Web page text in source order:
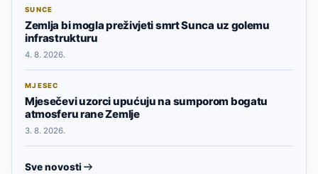
SUNCE
Zemlja bi mogla preživjeti smrt Sunca uz golemu
infrastrukturu
4. 8. 2026.
MJESEC
Mjesečevi uzorci upućuju na sumporom bogatu
atmosferu rane Zemlje
3. 8. 2026.
Sve novosti